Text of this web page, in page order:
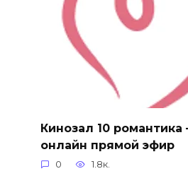
Кинозал 10
онлайн прямой эфир
0 1.8к.